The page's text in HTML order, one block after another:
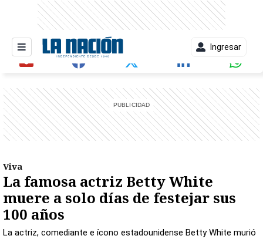
Ingresar
Viva
La famosa actriz Betty White
muere a solo días de festejar sus
100 años
La actriz, comediante e ícono estadounidense Betty White murió